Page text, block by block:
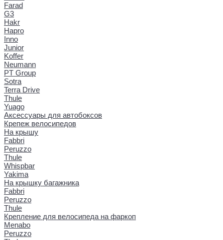
Farad
G3
Hakr
Hapro
Inno
Junior
Koffer
Neumann
PT Group
Sotra
Terra Drive
Thule
Yuago
Аксессуары для автобоксов
Крепеж велосипедов
На крышу
Fabbri
Peruzzo
Thule
Whispbar
Yakima
На крышку багажника
Fabbri
Peruzzo
Thule
Крепление для велосипеда на фаркоп
Menabo
Peruzzo